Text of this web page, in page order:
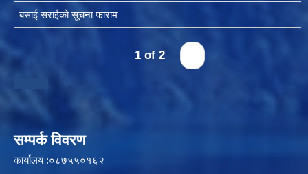
बसाई सराईको सूचना फाराम
1 of 2
सम्पर्क विवरण
कार्यालय :०८७५५०१६२